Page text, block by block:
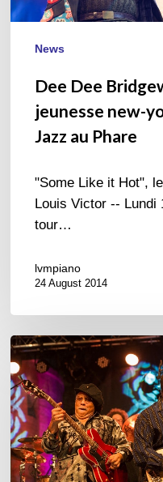
yorkaise
Jazz
Phare
News
Dee Dee
jeunesse new-
Jazz au Phare
"Some Like it Hot",
Louis Victor -- Lundi
tour…
lvmpiano
24 August 2014
Paillettes
et
tubes
disco
à
Jazz
au